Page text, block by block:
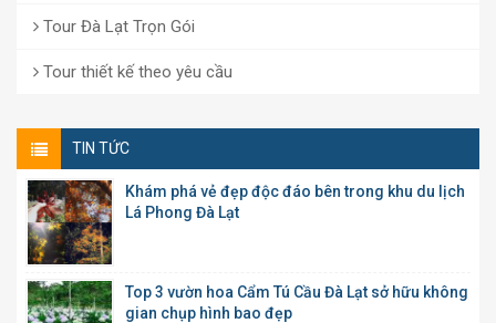
Tour Đà Lạt Trọn Gói
Tour thiết kế theo yêu cầu
TIN TỨC
Khám phá vẻ đẹp độc đáo bên trong khu du lịch
Lá Phong Đà Lạt
Top 3 vườn hoa Cẩm Tú Cầu Đà Lạt sở hữu không
gian chụp hình bao đẹp